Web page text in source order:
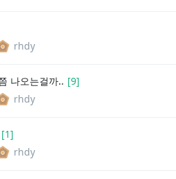
rhdy
나오는걸까.. [9]
rhdy
[1]
rhdy